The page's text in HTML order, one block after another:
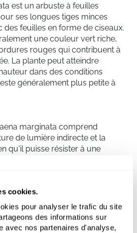
cookies.
pour analyser le trafic du site
des informations sur
avec nos partenaires d'analyse,
est un arbuste à feuilles
ses longues tiges minces
des feuilles en forme de ciseaux.
une couleur vert riche,
rouges qui contribuent à
La plante peut atteindre
dans des conditions
généralement plus petite à
marginata comprend
de lumière indirecte et la
qu'il puisse résister à une
La température idéale pour
entre 18 et 25 degrés Celsius.